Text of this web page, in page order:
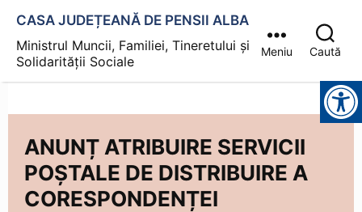
CASA JUDEȚEANĂ DE PENSII ALBA
Ministrul Muncii, Familiei, Tineretului și
Solidarității Sociale
Meniu Caută
Instrumente pentru accesibilitate
ANUNȚ ATRIBUIRE SERVICII
POȘTALE DE DISTRIBUIRE A
CORESPONDENȚEI